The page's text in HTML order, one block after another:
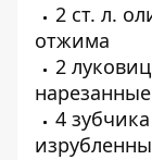
2 ст. л.
отжима
2
нарезанные
4